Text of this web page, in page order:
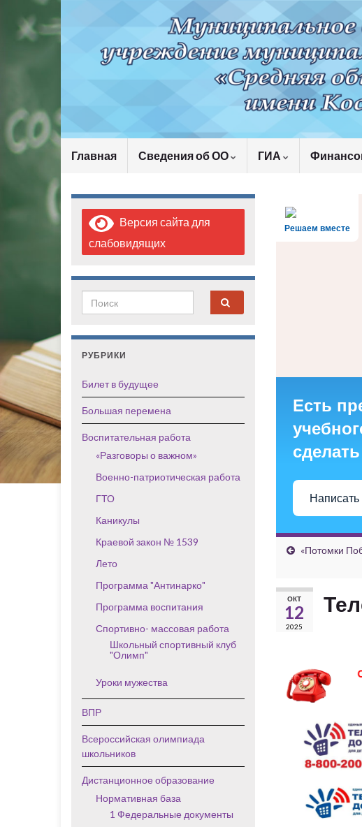
Главная Сведения об ОО ГИА
Решаем вместе
Есть
«Потомки
ОКТ
12
2025
Версия сайта для
слабовидящих
Search for:
РУБРИКИ
Билет в будущее
Большая перемена
Воспитательная работа
«Разговоры о важном»
Военно-патриотическая работа
ГТО
Каникулы
Краевой закон № 1539
Лето
Программа "Антинарко"
Программа воспитания
Спортивно- массовая работа
Школьный спортивный клуб
"Олимп"
Уроки мужества
ВПР
Всероссийская олимпиада
школьников
Дистанционное образование
Нормативная база
1 Федеральные документы